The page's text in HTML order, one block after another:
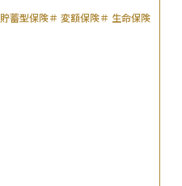
貯蓄型保険＃ 変額保険＃ 生命保険